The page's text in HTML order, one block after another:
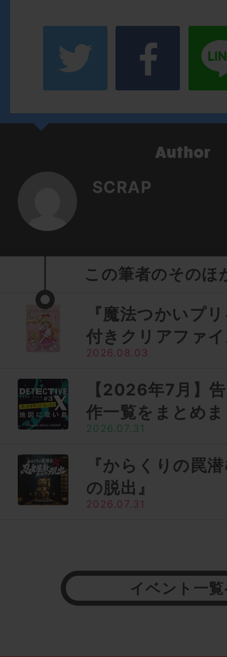
SCRAP
この筆者のそのほ
『魔法つかいプ
付きクリアファ
2026.08.03
【2026年7月】
作一覧をまとめ
2026.07.31
『からくりの罠
の脱出』
2026.07.31
イベント一